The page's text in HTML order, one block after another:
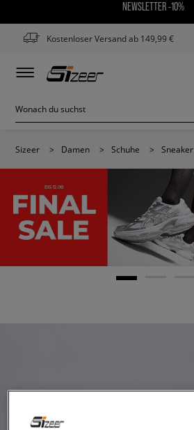
NEWSLETTER -10%
Kostenloser Versand ab 149,99 €
Sizeer > Damen > Schuhe > Sneaker